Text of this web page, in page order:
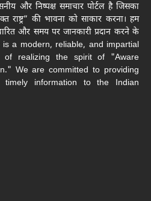
और निष्पक्ष समाचार पोर्टल है जिसका
राष्ट्र” की भावना को साकार करना। हम
और समय पर जानकारी प्रदान करने के
is a modern, reliable, and impartial
realizing the spirit of "Aware
We are committed to providing
timely information to the Indian